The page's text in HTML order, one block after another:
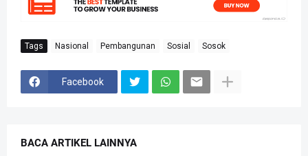
Tags Nasional Pembangunan Sosial Sosok
Facebook
BACA ARTIKEL LAINNYA